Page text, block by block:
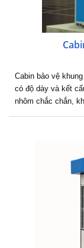
Cabin bảo vệ
có độ dày và kết
nhôm chắc chắn,